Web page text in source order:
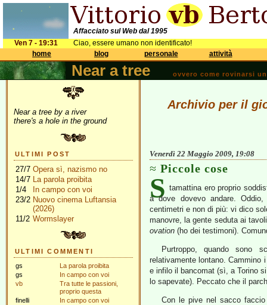
Affacciato sul Web dal 1995
Ven 7 - 19:31
Ciao, essere umano non identificato!
home
blog personale attività
Near a tree ovvero come rovinarsi
Near a tree by a river
there's a hole in the ground
ULTIMI POST
27/7 Opera sì, nazismo no
14/7 La parola proibita
1/4
In campo con voi
23/2 Nuovo cinema Luftansia
(2026)
11/2 Wormslayer
ULTIMI COMMENTI
gs
La parola proibita
gs
In campo con voi
vb
Tra tutte le passioni,
proprio questa
finelli
In campo con voi
Archivio per il
Venerdì 22 Maggio 2009, 19:08
Piccole cose
S tamattina ero proprio
a dove dovevo andare.
centimetri e non di più: vi dico
manovre, la gente seduta ai
ovation (ho dei testimoni).
Purtroppo, quando sono
relativamente lontano. Cammino
e infilo il bancomat (sì, a Torino
lo sapevate). Peccato che il
Con le pive nel sacco